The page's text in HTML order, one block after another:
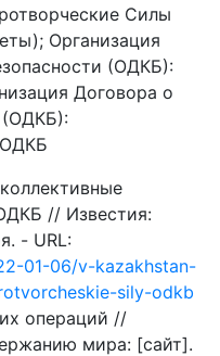
Силы
Организация
(ОДКБ):
Договора о
(ОДКБ):
// Известия:
- URL:
01-06/v-kazakhstan-
sily-odkb
операций //
мира: [сайт].